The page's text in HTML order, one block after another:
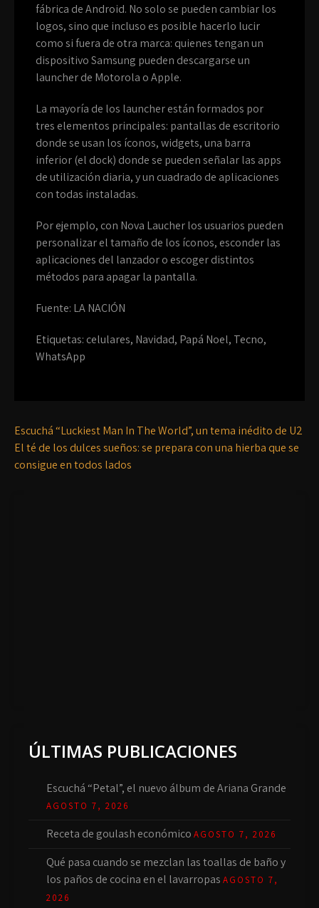
fábrica de Android. No solo se pueden cambiar los
logos, sino que incluso es posible hacerlo lucir
como si fuera de otra marca: quienes tengan un
dispositivo Samsung pueden descargarse un
launcher de Motorola o Apple.
La mayoría de los launcher están formados por
tres elementos principales: pantallas de escritorio
donde se usan los íconos, widgets, una barra
inferior (el dock) donde se pueden señalar las apps
de utilización diaria, y un cuadrado de aplicaciones
con todas instaladas.
Por ejemplo, con Nova Laucher los usuarios pueden
personalizar el tamaño de los íconos, esconder las
aplicaciones del lanzador o escoger distintos
métodos para apagar la pantalla.
Fuente: LA NACIÓN
Etiquetas: celulares, Navidad, Papá Noel, Tecno,
WhatsApp
Escuchá “Luckiest Man In The World”, un tema inédito de U2
El té de los dulces sueños: se prepara con una hierba que se
consigue en todos lados
ÚLTIMAS PUBLICACIONES
Escuchá “Petal”, el nuevo álbum de Ariana Grande
AGOSTO 7, 2026
Receta de goulash económico AGOSTO 7, 2026
Qué pasa cuando se mezclan las toallas de baño y
los paños de cocina en el lavarropas AGOSTO 7,
2026